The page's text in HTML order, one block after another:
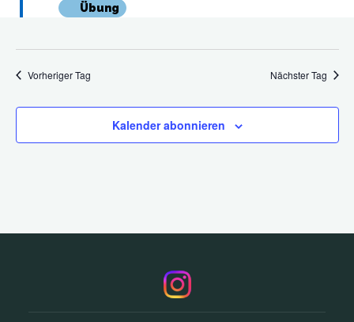
September
2024
Übung
Vorheriger Tag Nächster Tag
Kalender abonnieren